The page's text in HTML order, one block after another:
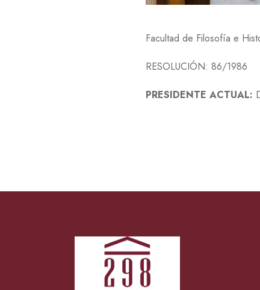
Facultad de Filosofía e
RESOLUCIÓN: 86/1986
PRESIDENTE ACTUAL: